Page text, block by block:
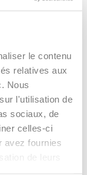
le contenu
relatives aux
Nous
l'utilisation de
sociaux, de
celles-ci
avez fournies